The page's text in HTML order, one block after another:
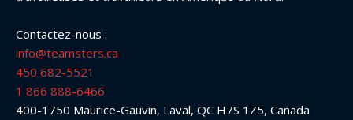
Contactez-nous :
info@teamsters.ca
450 682-5521
1 866 888-6466
400-1750 Maurice-Gauvin, Laval, QC H7S 1Z5, Canada